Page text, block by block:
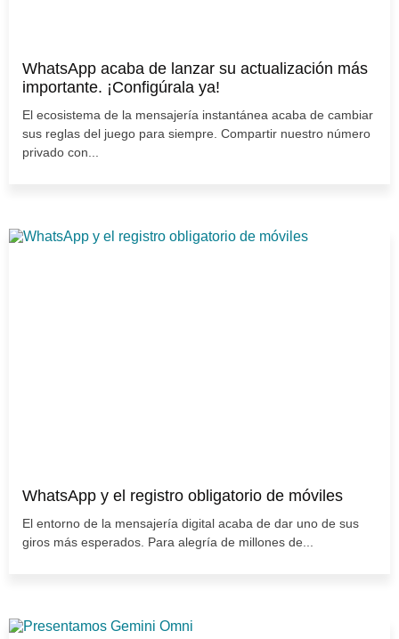
WhatsApp acaba de lanzar su actualización más
importante. ¡Configúrala ya!
El ecosistema de la mensajería instantánea acaba de cambiar
sus reglas del juego para siempre. Compartir nuestro número
privado con...
WhatsApp y el registro obligatorio de móviles
El entorno de la mensajería digital acaba de dar uno de sus
giros más esperados. Para alegría de millones de...